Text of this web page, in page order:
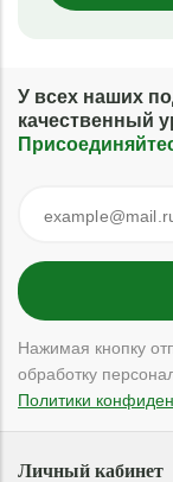
У всех наших
качественный
Нажимая кнопку
обработку
Политики
Личный кабинет